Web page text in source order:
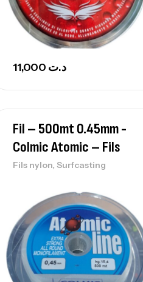
د.ت
Fil – 500mt 0.45mm -
Colmic Atomic – Fils
Fils nylon, Surfcasting